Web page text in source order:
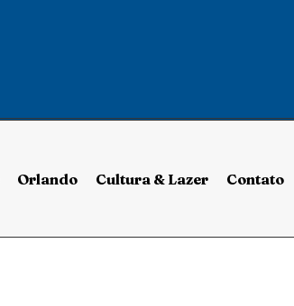
Orlando Cultura & Lazer Contato